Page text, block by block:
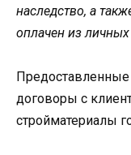
наследство, а
оплачен из личных
договоры с
стройматериалы